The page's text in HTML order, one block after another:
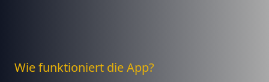
Wie funktioniert die App?